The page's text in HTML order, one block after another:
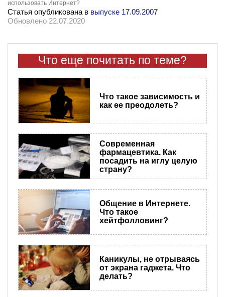
использовать Интернет?
Статья опубликована в выпуске 17.09.2007
Обновлено 22.07.2020
Что еще почитать по теме?
Что такое зависимость и
как ее преодолеть?
Современная
фармацевтика. Как
посадить на иглу целую
страну?
Общение в Интернете.
Что такое
хейтфолловинг?
Каникулы, не отрываясь
от экрана гаджета. Что
делать?